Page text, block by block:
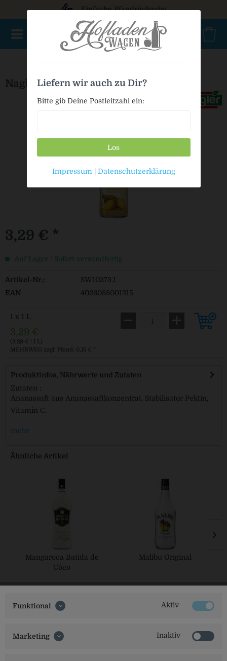
Einfache Pfandrückgabe
Nagler Ananassaft
3,29 € *
Auf Lager / Sofort versandfertig
Artikel-Nr.:
SW10273.1
EAN
4026088001315
1 x 1 L
3,29 €
(3,29 € / 1 L)
MEHRWEG zzgl. Pfand: 0,15 € *
Produktinfos, Nährwerte und Zutaten
Zutaten :
Ananassaft aus Ananassaftkonzentrat, Stabilisator Pektin,
Vitamin C.
mehr
Ähnliche Artikel
Mangaroca Batida de
Côco
Malibu Original
Funktional Aktiv
Marketing Inaktiv
Liefern wir auch zu Dir?
Bitte gib Deine Postleitzahl ein:
Los
Impressum | Datenschutzerklärung